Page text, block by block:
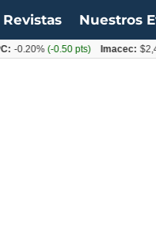
Revistas Nuestros
(-0.50 pts) Imacec: $2,4(-